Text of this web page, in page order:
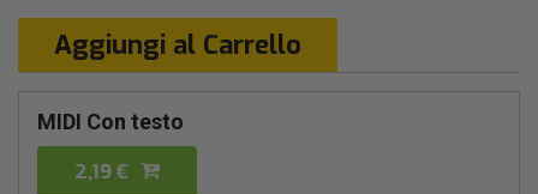
Aggiungi al Carrello
MIDI Con testo
2,19 €